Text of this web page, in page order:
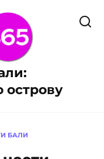
острову
БАЛИ